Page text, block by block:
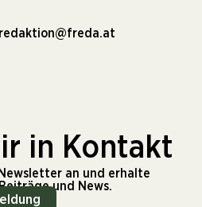
redaktion@freda.at
in Kontakt
an und erhalte
und News.